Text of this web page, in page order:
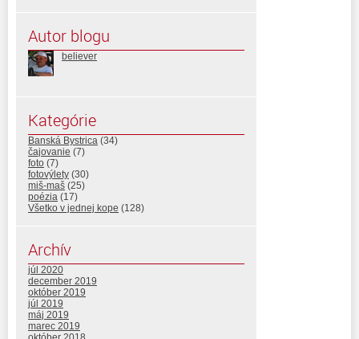
Autor blogu
believer
Kategórie
Banská Bystrica (34)
čajovanie (7)
foto (7)
fotovýlety (30)
miš-maš (25)
poézia (17)
Všetko v jednej kope (128)
Archív
júl 2020
december 2019
október 2019
júl 2019
máj 2019
marec 2019